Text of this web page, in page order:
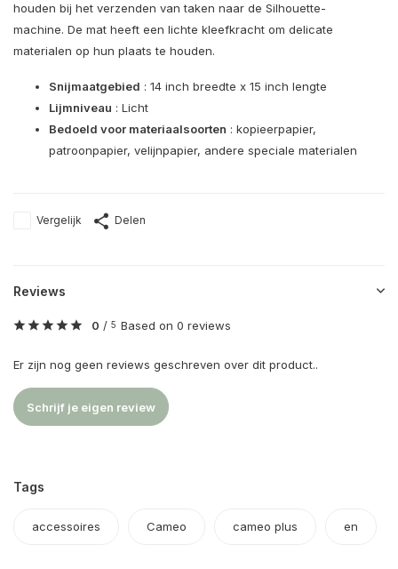
houden bij het verzenden van taken naar de Silhouette-
machine. De mat heeft een lichte kleefkracht om delicate
materialen op hun plaats te houden.
Snijmaatgebied : 14 inch breedte x 15 inch lengte
Lijmniveau : Licht
Bedoeld voor materiaalsoorten : kopieerpapier,
patroonpapier, velijnpapier, andere speciale materialen
Vergelijk Delen
Reviews
0 / 5 Based on 0 reviews
Er zijn nog geen reviews geschreven over dit product..
Schrijf je eigen review
Tags
accessoires Cameo cameo plus en